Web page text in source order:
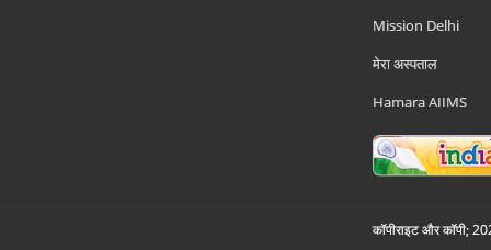
Mission Delhi
मेरा अस्पताल
Hamara AIIMS
कॉपीराइट और कॉपी;